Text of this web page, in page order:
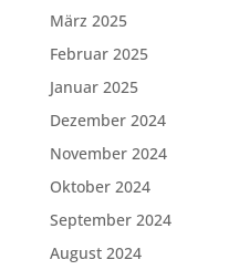
März 2025
Februar 2025
Januar 2025
Dezember 2024
November 2024
Oktober 2024
September 2024
August 2024